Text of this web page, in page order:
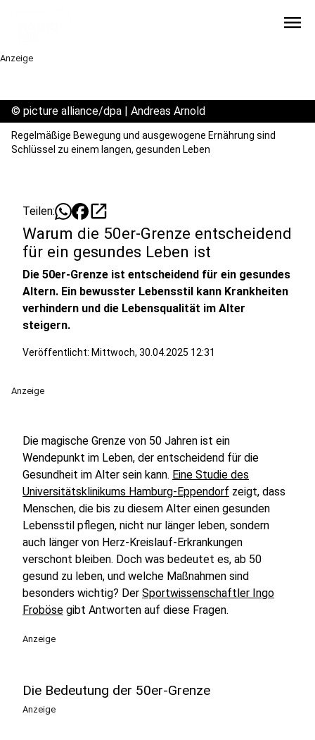
menu
Anzeige
© picture alliance/dpa | Andreas Arnold
Regelmäßige Bewegung und ausgewogene Ernährung sind
Schlüssel zu einem langen, gesunden Leben
Teilen: open_in_new
Warum die 50er-Grenze entscheidend
für ein gesundes Leben ist
Die 50er-Grenze ist entscheidend für ein gesundes
Altern. Ein bewusster Lebensstil kann Krankheiten
verhindern und die Lebensqualität im Alter
steigern.
Veröffentlicht: Mittwoch, 30.04.2025 12:31
Anzeige
Die magische Grenze von 50 Jahren ist ein
Wendepunkt im Leben, der entscheidend für die
Gesundheit im Alter sein kann. Eine Studie des
Universitätsklinikums Hamburg-Eppendorf zeigt, dass
Menschen, die bis zu diesem Alter einen gesunden
Lebensstil pflegen, nicht nur länger leben, sondern
auch länger von Herz-Kreislauf-Erkrankungen
verschont bleiben. Doch was bedeutet es, ab 50
gesund zu leben, und welche Maßnahmen sind
besonders wichtig? Der Sportwissenschaftler Ingo
Froböse gibt Antworten auf diese Fragen.
Anzeige
Die Bedeutung der 50er-Grenze
Anzeige